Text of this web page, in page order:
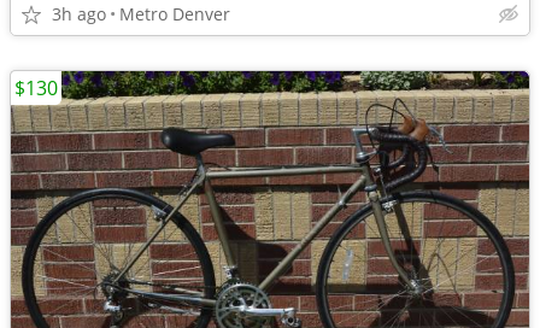
3h ago Metro Denver
$130